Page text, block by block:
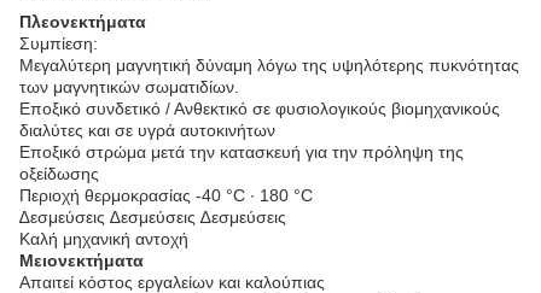
Πλεονεκτήματα
Συμπίεση:
Μεγαλύτερη μαγνητική δύναμη λόγω της υψηλότερης πυκνότητας
των μαγνητικών σωματιδίων.
Εποξικό συνδετικό / Ανθεκτικό σε φυσιολογικούς βιομηχανικούς
διαλύτες και σε υγρά αυτοκινήτων
Εποξικό στρώμα μετά την κατασκευή για την πρόληψη της
οξείδωσης
Περιοχή θερμοκρασίας -40 °C ∙ 180 °C
∆εσμεύσεις ∆εσμεύσεις ∆εσμεύσεις
Καλή μηχανική αντοχή
Μειονεκτήματα
Απαιτεί κόστος εργαλείων και καλούπιας